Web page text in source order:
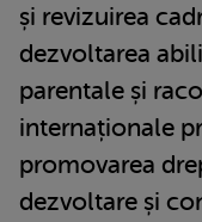
și revizuirea
dezvoltarea
parentale și
internaționale
promovarea
dezvoltare și